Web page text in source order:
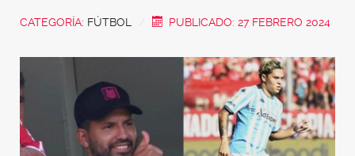
CATEGORÍA: FÚTBOL PUBLICADO: 27 FEBRERO 2024